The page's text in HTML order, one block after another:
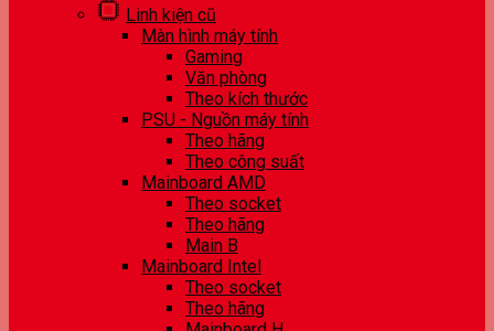
Linh kiện cũ
Màn hình máy tính
Gaming
Văn phòng
Theo kích thước
PSU - Nguồn máy tính
Theo hãng
Theo công suất
Mainboard AMD
Theo socket
Theo hãng
Main B
Mainboard Intel
Theo socket
Theo hãng